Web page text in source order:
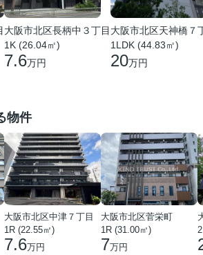
大阪市北区長柄中３丁目
1K (26.04㎡)
7.6万円
大阪市北区天神橋７
1LDK (44.83㎡)
20万円
物件
大阪市北区中津７丁目
1R (22.55㎡)
7.6万円
大阪市北区菅栄町
1R (31.00㎡)
7万円